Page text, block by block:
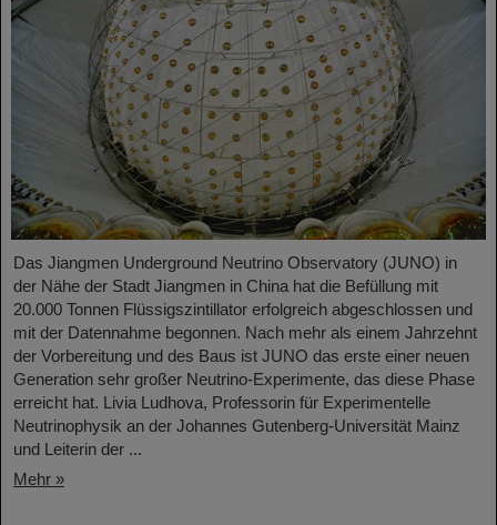
Das Jiangmen Underground Neutrino Observatory (JUNO) in
der Nähe der Stadt Jiangmen in China hat die Befüllung mit
20.000 Tonnen Flüssigszintillator erfolgreich abgeschlossen und
mit der Datennahme begonnen. Nach mehr als einem Jahrzehnt
der Vorbereitung und des Baus ist JUNO das erste einer neuen
Generation sehr großer Neutrino-Experimente, das diese Phase
erreicht hat. Livia Ludhova, Professorin für Experimentelle
Neutrinophysik an der Johannes Gutenberg-Universität Mainz
und Leiterin der ...
Mehr »